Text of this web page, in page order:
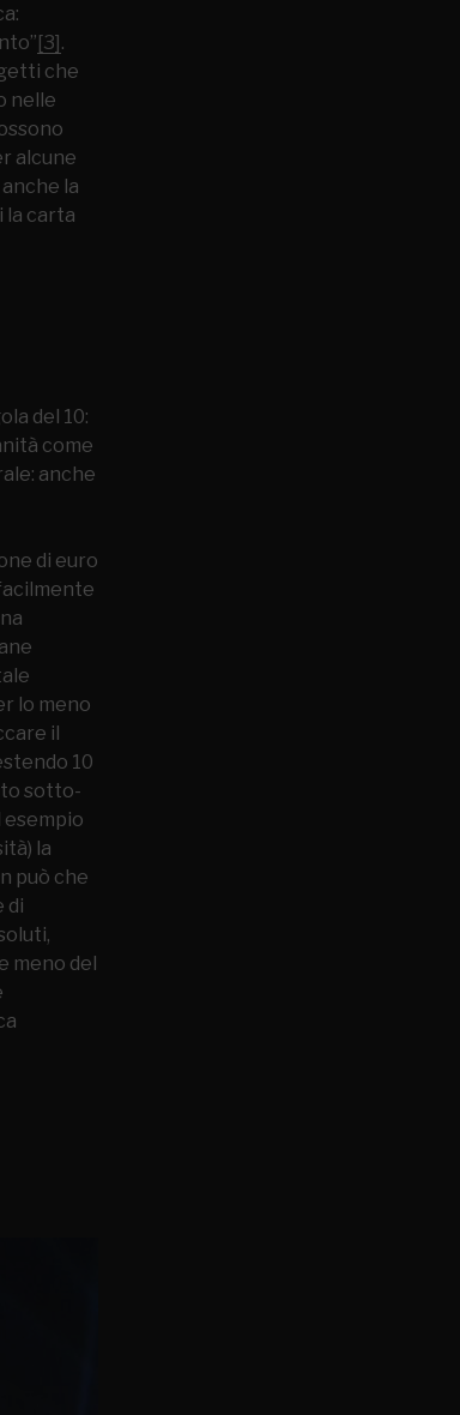
[3].
che
nelle
alcune
la
la carta
del 10:
come
anche
di euro
lo meno
il
10
sotto-
esempio
la
può che
di
meno del